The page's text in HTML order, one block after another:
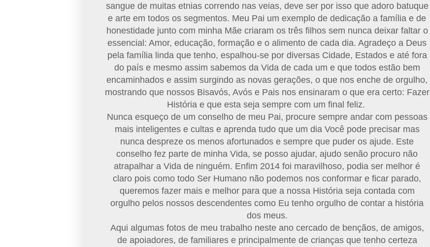
sangue de muitas etnias correndo nas veias, deve ser por isso que adoro batuque
e arte em todos os segmentos. Meu Pai um exemplo de dedicação a família e de
honestidade junto com minha Mãe criaram os três filhos sem nunca deixar faltar o
essencial: Amor, educação, formação e o alimento de cada dia. Agradeço a Deus
pela família linda que tenho, espalhou-se por diversas Cidade, Estados e até fora
do país e mesmo assim sabemos da Vida de cada um e que todos estão bem
encaminhados e assim surgindo as novas gerações, o que nos enche de orgulho,
mostrando que nossos Bisavós, Avós e Pais nos ensinaram o que era certo: Fazer
História e que esta seja sempre com um final feliz.
Nunca esqueço de um conselho de meu Pai, procure sempre andar com pessoas
mais inteligentes e cultas e aprenda tudo que um dia Você pode precisar mas
nunca despreze os menos afortunados e sempre que puder os ajude. Este
conselho fez parte de minha Vida, se posso ajudar, ajudo senão procuro não
atrapalhar a Vida de ninguém. Enfim 2014 foi maravilhoso, podia ser melhor é
claro pois como todo Ser Humano não podemos nos conformar e ficar parado,
queremos fazer mais e melhor para que a nossa História seja contada com
orgulho pelos nossos descendentes como Eu tenho orgulho de contar a história
dos meus.
Aqui algumas fotos de meu trabalho neste ano cercado de bençãos, de amigos,
de apoiadores, de familiares e principalmente de crianças que tenho certeza